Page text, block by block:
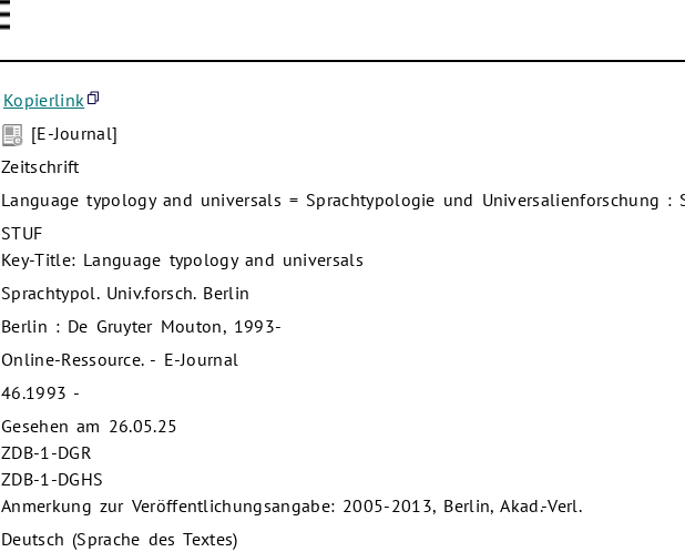
Kopierlink
[E-Journal]
Zeitschrift
Language typology and universals = Sprachtypologie und Universalienforschung :
STUF
Key-Title: Language typology and universals
Sprachtypol. Univ.forsch. Berlin
Berlin : De Gruyter Mouton, 1993-
Online-Ressource. - E-Journal
46.1993 -
Gesehen am 26.05.25
ZDB-1-DGR
ZDB-1-DGHS
Anmerkung zur Veröffentlichungsangabe: 2005-2013, Berlin, Akad.-Verl.
Deutsch (Sprache des Textes)